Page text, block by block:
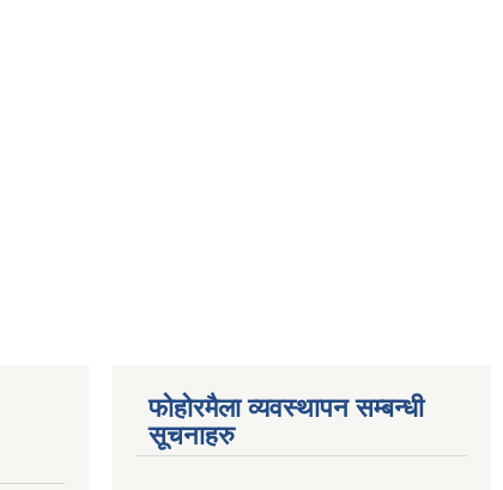
फोहोरमैला व्यवस्थापन सम्बन्धी
सूचनाहरु